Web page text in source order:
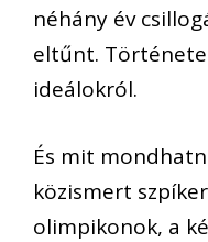
néhány év
eltűnt.
ideálokról.
És mit
közismert
olimpikonok, a